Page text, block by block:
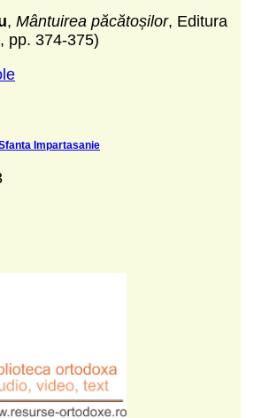
, Mântuirea păcătoșilor, Editura
pp. 374-375)
Impartasanie